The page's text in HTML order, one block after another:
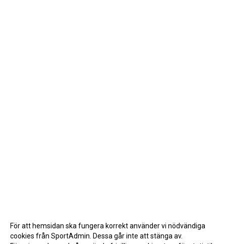
För att hemsidan ska fungera korrekt använder vi nödvändiga
cookies från SportAdmin. Dessa går inte att stänga av.